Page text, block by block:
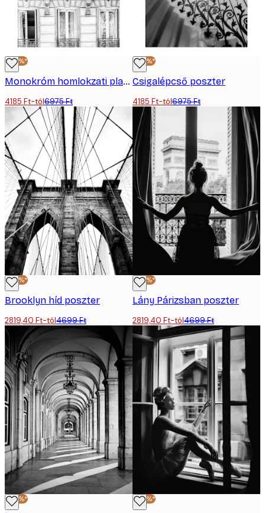
-40%*
Monokróm homlokzati plakát
4185 Ft-tól6975 Ft
-40%*
Csigalépcső poszter
4185 Ft-tól6975 Ft
-40%*
Brooklyn híd poszter
2819,40 Ft-tól4699 Ft
-40%*
Lány Párizsban poszter
2819,40 Ft-tól4699 Ft
-40%* -40%*